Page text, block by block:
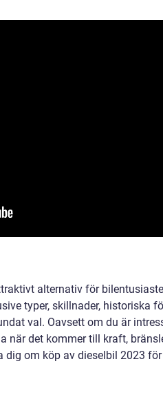
alternativ för
typer, skillnader, historiska
val. Oavsett om du är
när det kommer till kraft,
om köp av dieselbil 2023